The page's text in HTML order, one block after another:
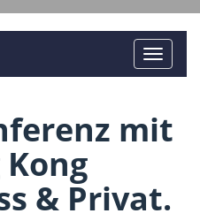
mit
& Privat.